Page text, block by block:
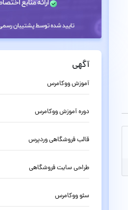
آگهی
آموزش ووکامرس
دوره آموزش ووکامرس
قالب فروشگاهی وردپرس
طراحی سایت فروشگاهی
سئو ووکامرس